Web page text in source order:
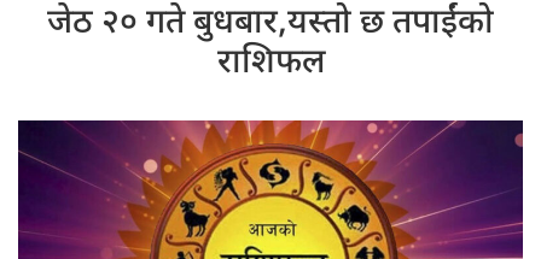
जेठ २० गते बुधबार,यस्तो छ तपाईंको
राशिफल